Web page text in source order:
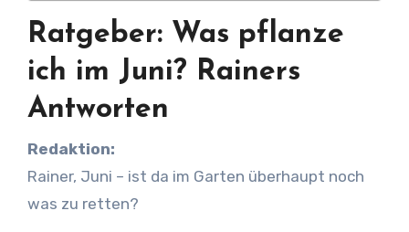
Ratgeber: Was pflanze
ich im Juni? Rainers
Antworten
Redaktion:
Rainer, Juni – ist da im Garten überhaupt noch
was zu retten?